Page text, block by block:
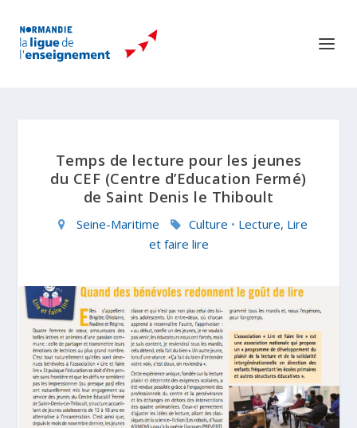
Temps de lecture pour les jeunes
du CEF (Centre d’Education Fermé)
de Saint Denis le Thiboult
Seine-Maritime Culture • Lecture, Lire
et faire lire